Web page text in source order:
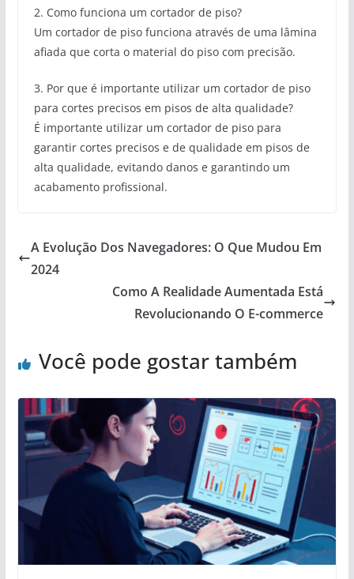
2. Como funciona um cortador de piso?
Um cortador de piso funciona através de uma lâmina
afiada que corta o material do piso com precisão.
3. Por que é importante utilizar um cortador de piso
para cortes precisos em pisos de alta qualidade?
É importante utilizar um cortador de piso para
garantir cortes precisos e de qualidade em pisos de
alta qualidade, evitando danos e garantindo um
acabamento profissional.
A Evolução Dos Navegadores: O Que Mudou Em
2024
Como A Realidade Aumentada Está
Revolucionando O E-commerce
Você pode gostar também